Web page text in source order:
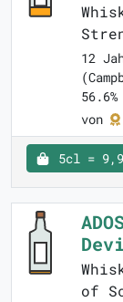
12
von
5cl =
of